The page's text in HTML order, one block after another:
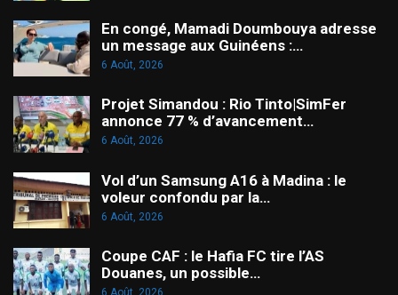
En congé, Mamadi Doumbouya adresse
un message aux Guinéens :…
6 Août, 2026
Projet Simandou : Rio Tinto|SimFer
annonce 77 % d’avancement…
6 Août, 2026
Vol d’un Samsung A16 à Madina : le
voleur confondu par la…
6 Août, 2026
Coupe CAF : le Hafia FC tire l’AS
Douanes, un possible…